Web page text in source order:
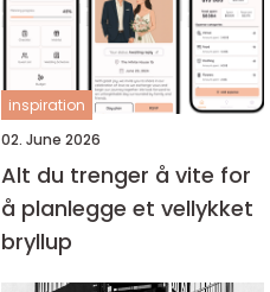
inspiration
02. June 2026
Alt du trenger å vite for
å planlegge et vellykket
bryllup